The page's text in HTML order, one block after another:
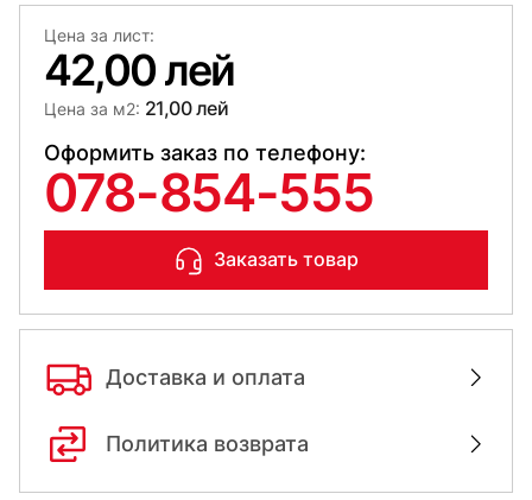
Цена за лист:
42,00 лей
Цена за м2: 21,00 лей
Оформить заказ по телефону:
078-854-555
Заказать товар
Доставка и оплата
Политика возврата